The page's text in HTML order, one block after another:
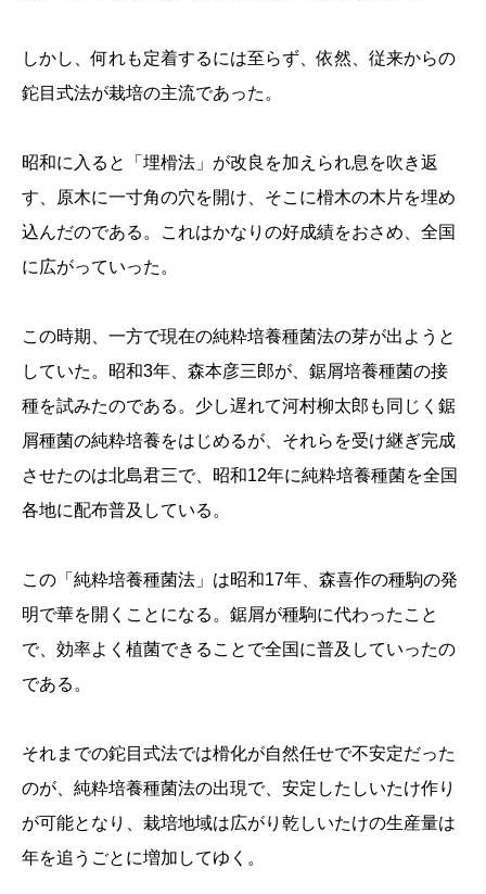
しかし、何れも定着するには至らず、依然、従来からの
鉈目式法が栽培の主流であった。
昭和に入ると「埋榾法」が改良を加えられ息を吹き返
す、原木に一寸角の穴を開け、そこに榾木の木片を埋め
込んだのである。これはかなりの好成績をおさめ、全国
に広がっていった。
この時期、一方で現在の純粋培養種菌法の芽が出ようと
していた。昭和3年、森本彦三郎が、鋸屑培養種菌の接
種を試みたのである。少し遅れて河村柳太郎も同じく鋸
屑種菌の純粋培養をはじめるが、それらを受け継ぎ完成
させたのは北島君三で、昭和12年に純粋培養種菌を全国
各地に配布普及している。
この「純粋培養種菌法」は昭和17年、森喜作の種駒の発
明で華を開くことになる。鋸屑が種駒に代わったこと
で、効率よく植菌できることで全国に普及していったの
である。
それまでの鉈目式法では榾化が自然任せで不安定だった
のが、純粋培養種菌法の出現で、安定したしいたけ作り
が可能となり、栽培地域は広がり乾しいたけの生産量は
年を追うごとに増加してゆく。